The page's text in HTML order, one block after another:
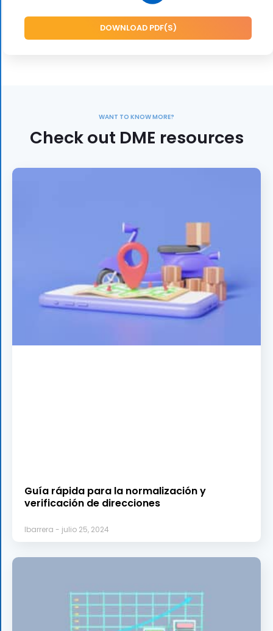
DOWNLOAD PDF(S)
WANT TO KNOW MORE?
Check out DME resources
Guía rápida para la normalización y
verificación de direcciones
lbarrera julio 25, 2024